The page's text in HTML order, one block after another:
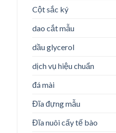
Cột sắc ký
dao cắt mẫu
dầu glycerol
dịch vụ hiệu chuẩn
đá mài
Đĩa đựng mẫu
Đĩa nuôi cấy tế bào